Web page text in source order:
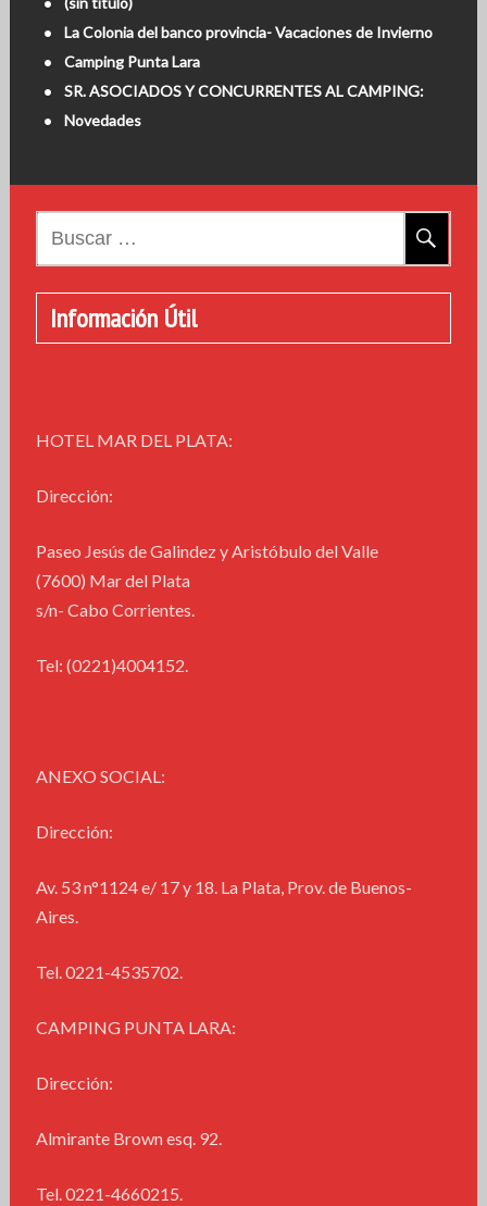
La Colonia del banco provincia- Vacaciones de Invierno
Camping Punta Lara
SR. ASOCIADOS Y CONCURRENTES AL CAMPING:
Novedades
Información Útil
HOTEL MAR DEL PLATA:
Dirección:
Paseo Jesús de Galindez y Aristóbulo del Valle
(7600) Mar del Plata
s/n- Cabo Corrientes.
Tel: (0221)4004152.
ANEXO SOCIAL:
Dirección:
Av. 53 n°1124 e/ 17 y 18. La Plata, Prov. de Buenos-
Aires.
Tel. 0221-4535702.
CAMPING PUNTA LARA:
Dirección:
Almirante Brown esq. 92.
Tel. 0221-4660215.